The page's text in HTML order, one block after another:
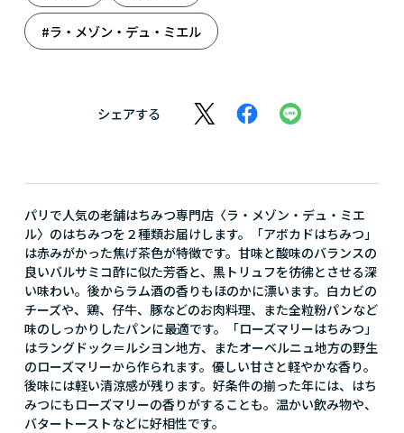
#ラ・メゾン・デュ・ミエル
シェアする
パリで人気の老舗はちみつ専門店〈ラ・メゾン・デュ・ミエ
ル〉のはちみつを２種類お届けします。「アボカドはちみつ」
は赤みがかった焦げ茶色が特徴です。甘味と酸味のバランスの
良いバルサミコ酢に似た芳香と、黒トリュフを彷彿とさせる深
い味わい。後からラム酒の香りもほのかに漂います。白カビの
チーズや、鶏、仔牛、豚などのお肉料理、また全粒粉パンなど
味のしっかりしたパンに最適です。「ローズマリーはちみつ」
はラングドック＝ルシヨン地方、またオーベルニュ地方の野生
のローズマリーから作られます。優しい甘さと軽やかな香り。
後味には軽い清涼感が残ります。好条件の揃った年には、はち
みつにもローズマリーの香りがすることも。温かい飲み物や、
バタートーストなどに好相性です。